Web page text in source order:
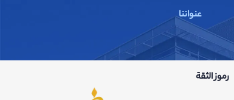
عنواننا
رموز الثقة